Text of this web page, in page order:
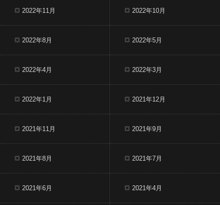
2022年11月 2022年10月
2022年8月 2022年5月
2022年4月 2022年3月
2022年1月 2021年12月
2021年11月 2021年9月
2021年8月 2021年7月
2021年6月 2021年4月